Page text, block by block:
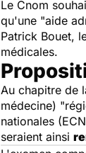
Le Cnom
qu'une "aide
Patrick Bouet,
médicales.
Au chapitre de
médecine)
nationales
seraient ainsi